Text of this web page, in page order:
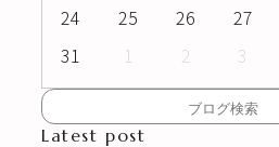
24
25 26 27
31
1 2 3
Latest post